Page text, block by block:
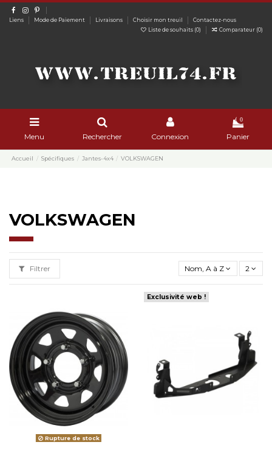
Liens Mode de Paiement Livraisons Choisir mon treuil
Contactez-nous
Liste de souhaits (0) Comparateur (0)
Menu Rechercher Connexion
0
Panier
Accueil Spécifiques Jantes-4x4 VOLKSWAGEN
VOLKSWAGEN
Filtrer Nom, A à Z 2
Rupture de stock
Exclusivité web !